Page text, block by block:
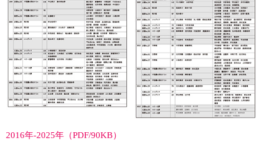
2016年-2025年（PDF/90KB）